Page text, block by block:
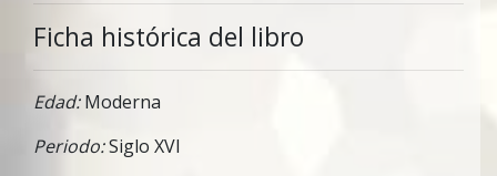
Ficha histórica del libro
Edad:Moderna
Periodo:Siglo XVI